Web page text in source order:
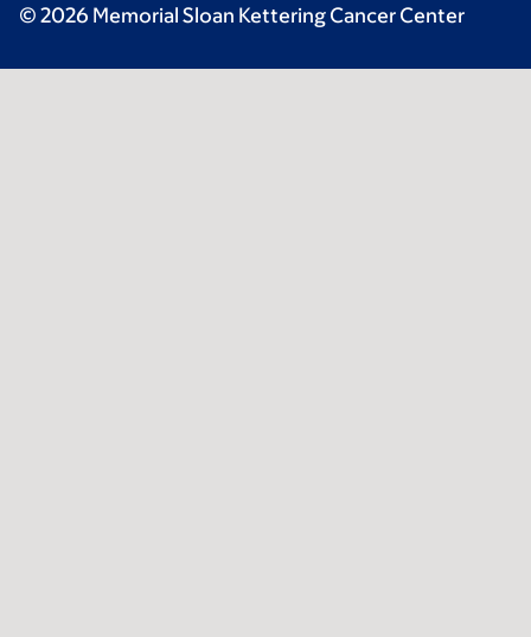
© 2026 Memorial Sloan Kettering Cancer Center